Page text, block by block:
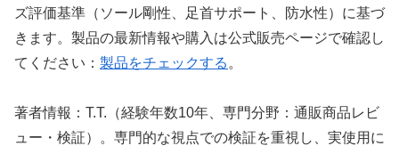
ズ評価基準（ソール剛性、足首サポート、防水性）に基づ
きます。製品の最新情報や購入は公式販売ページで確認し
てください： 製品をチェックする 。
著者情報：T.T.（経験年数10年、専門分野：通販商品レビ
ュー・検証）。専門的な視点での検証を重視し、実使用に